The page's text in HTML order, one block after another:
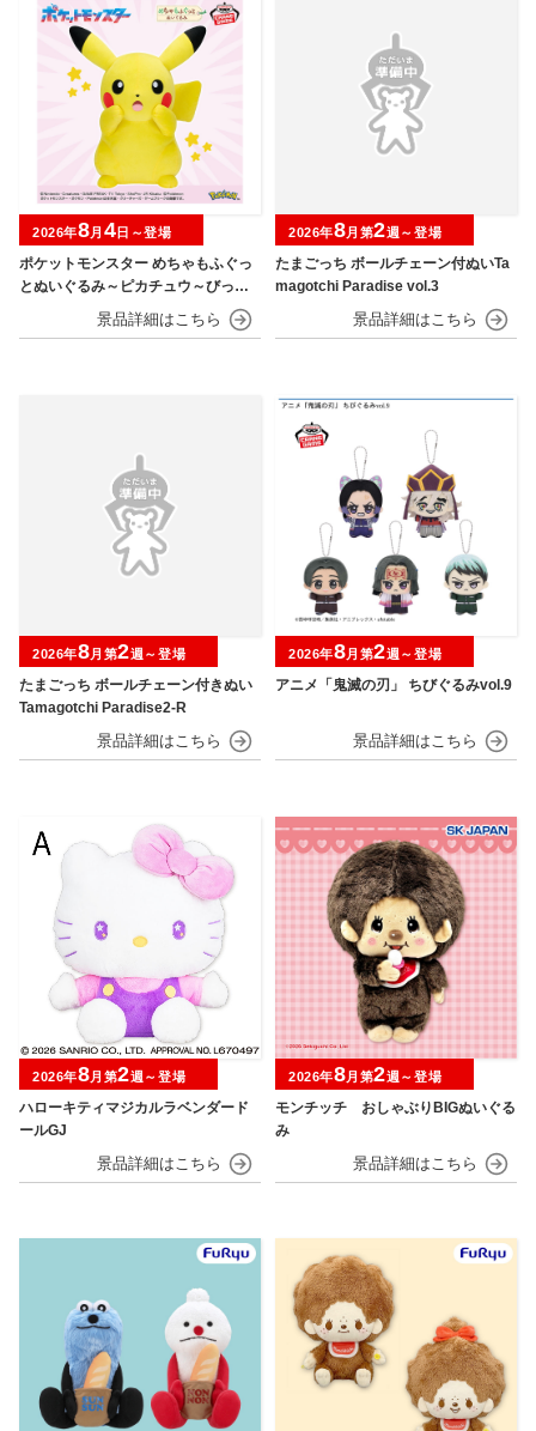
ポケットモンスター めちゃもふぐっ
とぬいぐるみ～ピカチュウ～びっく
2026年8月 4日～登場
たまごっち ボールチェーン付ぬいTa
magotchi Paradise vol.3
2026年8月第2週～登場
たまごっち ボールチェーン付きぬい
Tamagotchi Paradise2-R
2026年8月第2週～登場
アニメ「鬼滅の刃」 ちびぐるみvol.9
2026年8月第2週～登場
ハローキティマジカルラベンダード
ールGJ
2026年8月第2週～登場
モンチッチ おしゃぶりBIGぬいぐる
み
2026年8月第2週～登場